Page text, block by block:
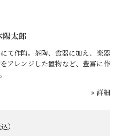
陽太郎
て作陶。茶陶、食器に加え、楽器
アレンジした置物など、豊富に作
» 詳細
）